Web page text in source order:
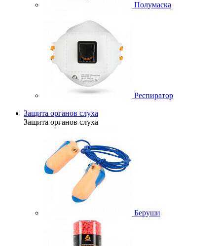
Полумаска
Респиратор
Защита органов слуха
Защита органов слуха
Беруши